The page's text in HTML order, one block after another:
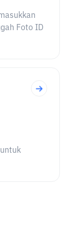
Foto ID